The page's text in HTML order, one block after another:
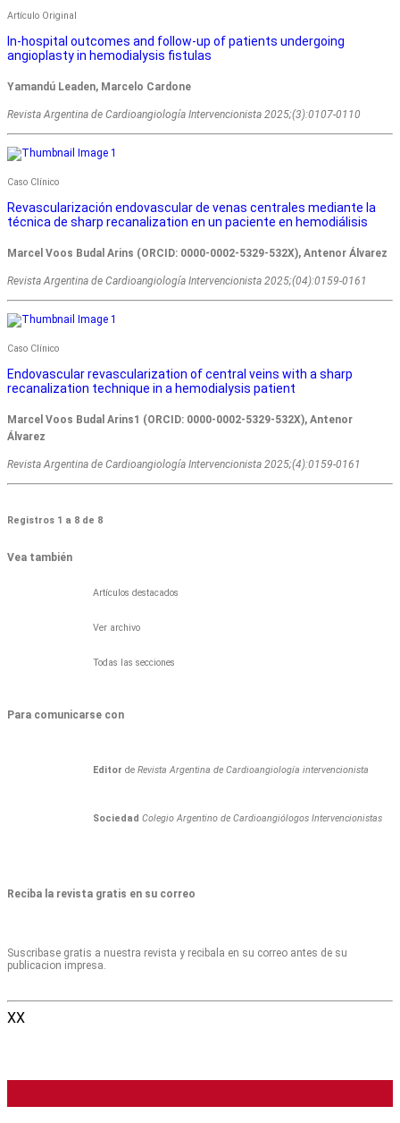
Artí­culo Original
In-hospital outcomes and follow-up of patients undergoing
angioplasty in hemodialysis fistulas
Yamandú Leaden, Marcelo Cardone
Revista Argentina de Cardioangiologí­a Intervencionista 2025;(3):0107-0110
Caso Clínico
Revascularización endovascular de venas centrales mediante la
técnica de sharp recanalization en un paciente en hemodiálisis
Marcel Voos Budal Arins (ORCID: 0000-0002-5329-532X), Antenor Álvarez
Revista Argentina de Cardioangiologí­a Intervencionista 2025;(04):0159-0161
Caso Clínico
Endovascular revascularization of central veins with a sharp
recanalization technique in a hemodialysis patient
Marcel Voos Budal Arins1 (ORCID: 0000-0002-5329-532X), Antenor
Álvarez
Revista Argentina de Cardioangiologí­a Intervencionista 2025;(4):0159-0161
Registros 1 a 8 de 8
Vea también
Artículos destacados
Ver archivo
Todas las secciones
Para comunicarse con
Editor de Revista Argentina de Cardioangiología intervencionista
Sociedad Colegio Argentino de Cardioangiólogos Intervencionistas
Reciba la revista gratis en su correo
Suscribase gratis a nuestra revista y recibala en su correo antes de su
publicacion impresa.
XX